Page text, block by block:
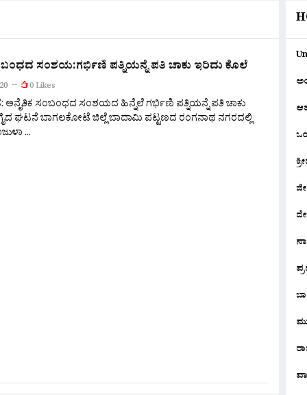
ಸಂಶಯ:ಗರ್ಭಿಣಿ ಪತ್ನಿಯನ್ನೆ ಪತಿ ಚಾಕು ಇರಿದು ಕೊಲೆ
0 Likes
ಸಂಬಂಧದ ಸಂಶಯದ ಹಿನ್ನೆಲೆ ಗರ್ಭಿಣಿ ಪತ್ನಿಯನ್ನೆ ಪತಿ ಚಾಕು
ಘಟನೆ ಬಾಗಲಕೋಟೆ ಜಿಲ್ಲೆ ಬಾದಾಮಿ ಪಟ್ಟಣದ ರಂಗನಾಥ ನಗರದಲ್ಲಿ
...